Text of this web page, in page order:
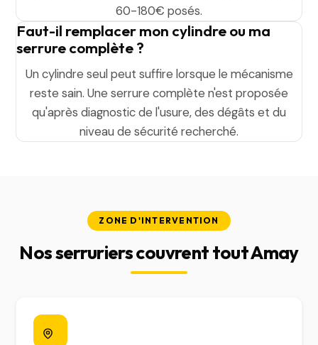
60-180€ posés.
Faut-il remplacer mon cylindre ou ma
serrure complète ?
Un cylindre seul peut suffire lorsque le mécanisme
reste sain. Une serrure complète n'est proposée
qu'après diagnostic de l'usure, des dégâts et du
niveau de sécurité recherché.
ZONE D'INTERVENTION
Nos serruriers couvrent tout Amay